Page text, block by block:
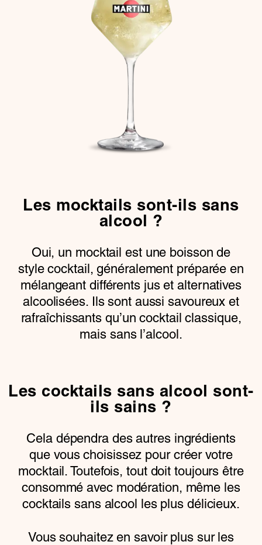
Les mocktails sont-ils sans
alcool ?
Oui, un mocktail est une boisson de
style cocktail, généralement préparée en
mélangeant différents jus et alternatives
alcoolisées. Ils sont aussi savoureux et
rafraîchissants qu’un cocktail classique,
mais sans l’alcool.
Les cocktails sans alcool sont-
ils sains ?
Cela dépendra des autres ingrédients
que vous choisissez pour créer votre
mocktail. Toutefois, tout doit toujours être
consommé avec modération, même les
cocktails sans alcool les plus délicieux.
Vous souhaitez en savoir plus sur les